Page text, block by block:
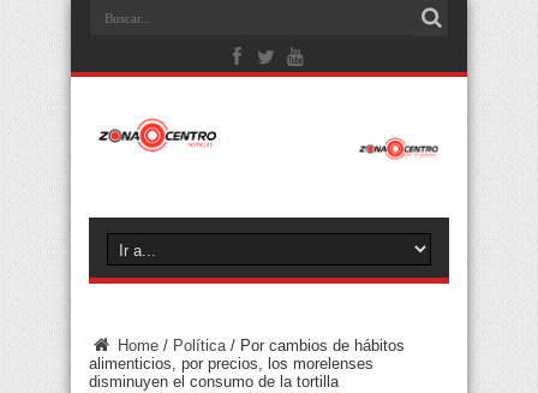
Home / Política / Por cambios de hábitos
alimenticios, por precios, los morelenses
disminuyen el consumo de la tortilla